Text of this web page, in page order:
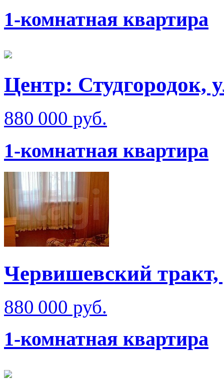
1-комнатная квартира
Центр: Студгородок,
880 000 руб.
1-комнатная квартира
Червишевский тракт,
880 000 руб.
1-комнатная квартира